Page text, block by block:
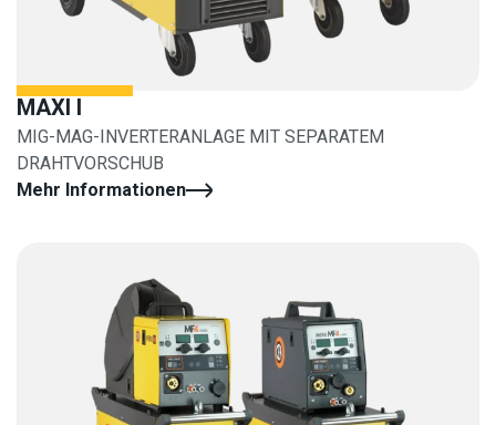
MAXI I
MIG-MAG-INVERTERANLAGE MIT SEPARATEM
DRAHTVORSCHUB
Mehr Informationen